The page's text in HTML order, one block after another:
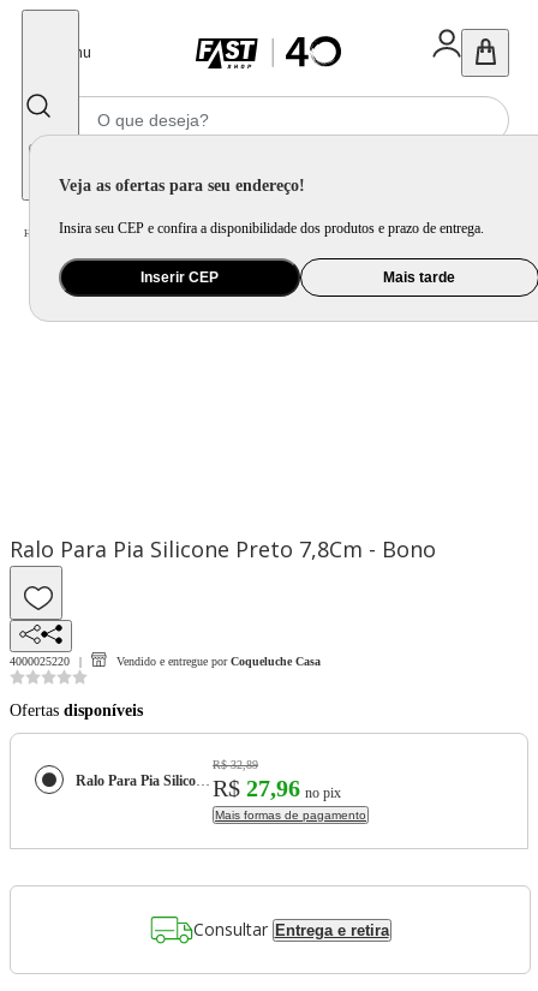
Menu
Veja as ofertas para seu endereço!
Insira seu CEP e confira a disponibilidade dos produtos e prazo de entrega.
Inserir CEP Mais tarde
Home Utilidade Doméstica Organização e Armazenamento / Organização de Pia e Cozinha
Ralo Para Pia Silicone Preto 7,8Cm - Bono
4000025220 Vendido e entregue por Coqueluche Casa
Ofertas disponíveis
Ralo Para Pia Silicone Preto 7,8Cm - Bono
R$ 32,89
R$ 27,96 no pix
Mais formas de pagamento
Consultar Entrega e retira